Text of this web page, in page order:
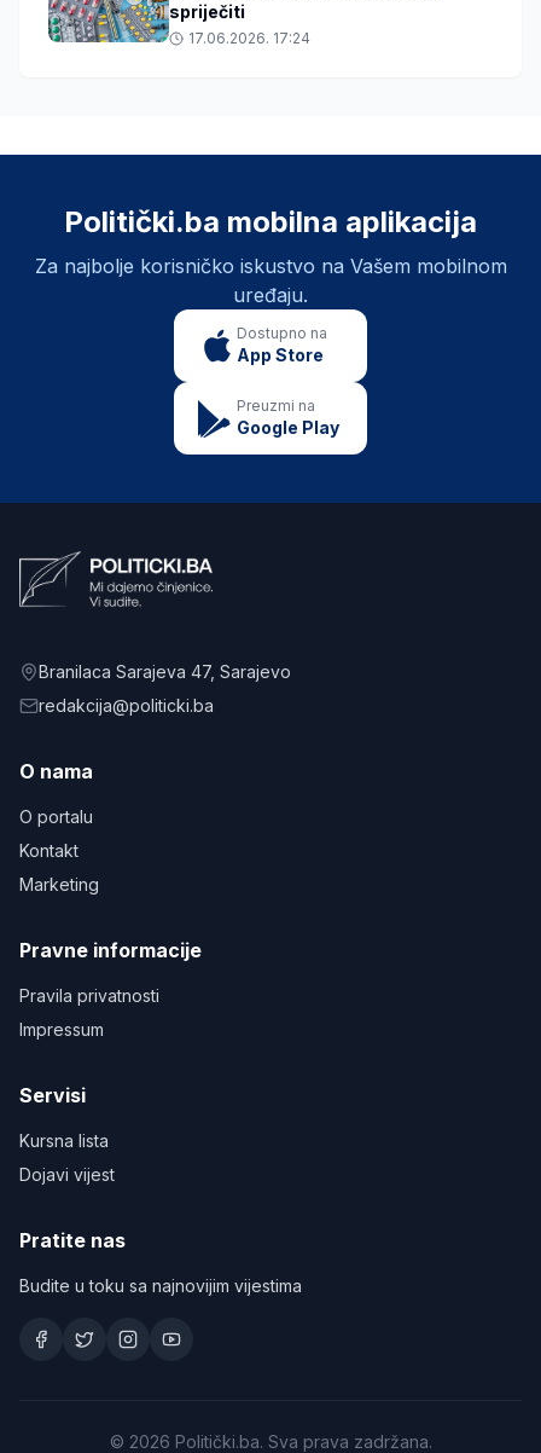
spriječiti
17.06.2026. 17:24
Politički.ba mobilna aplikacija
Za najbolje korisničko iskustvo na Vašem mobilnom
uređaju.
Dostupno na
App Store
Preuzmi na
Google Play
Branilaca Sarajeva 47, Sarajevo
redakcija@politicki.ba
O nama
O portalu
Kontakt
Marketing
Pravne informacije
Pravila privatnosti
Impressum
Servisi
Kursna lista
Dojavi vijest
Pratite nas
Budite u toku sa najnovijim vijestima
© 2026 Politički.ba. Sva prava zadržana.